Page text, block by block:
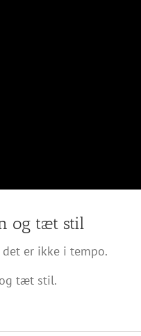
og tæt stil
er ikke i tempo.
tæt stil.